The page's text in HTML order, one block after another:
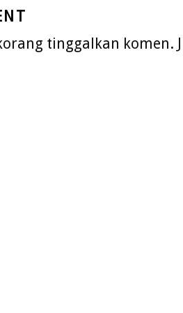
tinggalkan komen.